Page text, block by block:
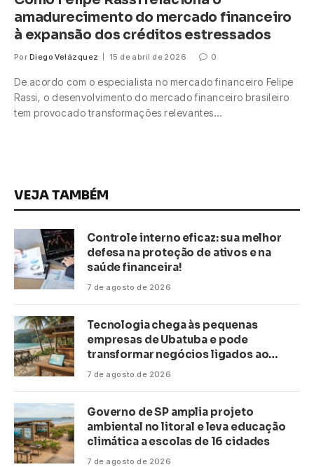
amadurecimento do mercado financeiro
à expansão dos créditos estressados
Por Diego Velázquez 15 de abril de 2026 0
De acordo com o especialista no mercado financeiro Felipe
Rassi, o desenvolvimento do mercado financeiro brasileiro
tem provocado transformações relevantes…
VEJA TAMBÉM
Controle interno eficaz: sua melhor
defesa na proteção de ativos e na
saúde financeira!
7 de agosto de 2026
Tecnologia chega às pequenas
empresas de Ubatuba e pode
transformar negócios ligados ao
turismo no litoral
7 de agosto de 2026
Governo de SP amplia projeto
ambiental no litoral e leva educação
climática a escolas de 16 cidades
7 de agosto de 2026